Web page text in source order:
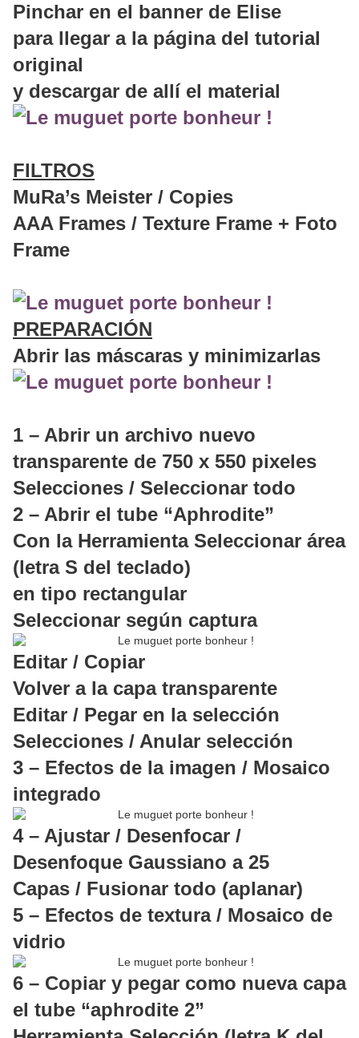
Pinchar en el banner de Elise
para llegar a la página del tutorial
original
y descargar de allí el material
FILTROS
MuRa’s Meister / Copies
AAA Frames / Texture Frame + Foto
Frame
PREPARACIÓN
Abrir las máscaras y minimizarlas
1 – Abrir un archivo nuevo
transparente de 750 x 550 pixeles
Selecciones / Seleccionar todo
2 – Abrir el tube “Aphrodite”
Con la Herramienta Seleccionar área
(letra S del teclado)
en tipo rectangular
Seleccionar según captura
Editar / Copiar
Volver a la capa transparente
Editar / Pegar en la selección
Selecciones / Anular selección
3 – Efectos de la imagen / Mosaico
integrado
4 – Ajustar / Desenfocar /
Desenfoque Gaussiano a 25
Capas / Fusionar todo (aplanar)
5 – Efectos de textura / Mosaico de
vidrio
6 – Copiar y pegar como nueva capa
el tube “aphrodite 2”